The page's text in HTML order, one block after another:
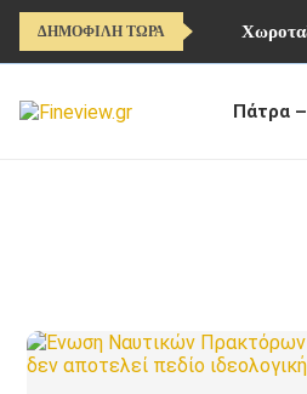
ΔΗΜΟΦΙΛΗ ΤΩΡΑ
Πάτρα